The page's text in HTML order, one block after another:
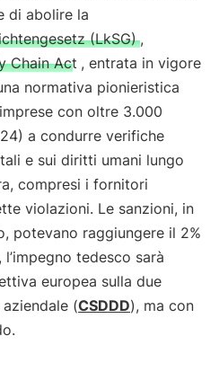
di abolire la
(LkSG) ,
Chain Act , entrata in vigore
normativa pionieristica
con oltre 3.000
a condurre verifiche
e sui diritti umani lungo
compresi i fornitori
violazioni. Le sanzioni, in
potevano raggiungere il 2%
tedesco sarà
europea sulla due
(CSDDD), ma con